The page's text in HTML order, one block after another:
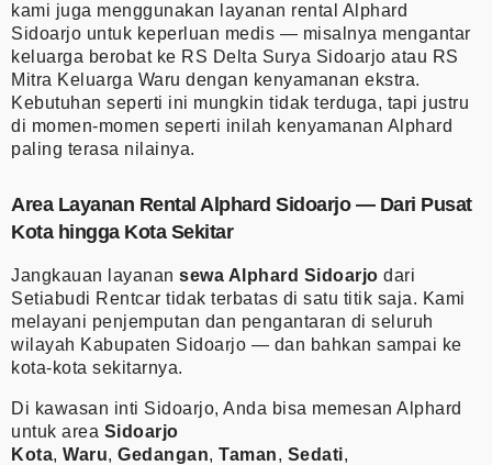
kami juga menggunakan layanan rental Alphard
Sidoarjo untuk keperluan medis — misalnya mengantar
keluarga berobat ke RS Delta Surya Sidoarjo atau RS
Mitra Keluarga Waru dengan kenyamanan ekstra.
Kebutuhan seperti ini mungkin tidak terduga, tapi justru
di momen-momen seperti inilah kenyamanan Alphard
paling terasa nilainya.
Area Layanan Rental Alphard Sidoarjo — Dari Pusat
Kota hingga Kota Sekitar
Jangkauan layanan sewa Alphard Sidoarjo dari
Setiabudi Rentcar tidak terbatas di satu titik saja. Kami
melayani penjemputan dan pengantaran di seluruh
wilayah Kabupaten Sidoarjo — dan bahkan sampai ke
kota-kota sekitarnya.
Di kawasan inti Sidoarjo, Anda bisa memesan Alphard
untuk area Sidoarjo
Kota, Waru, Gedangan, Taman, Sedati,